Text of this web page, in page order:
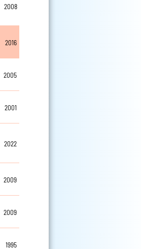
2008
2016
2005
2001
2022
2009
2009
1995